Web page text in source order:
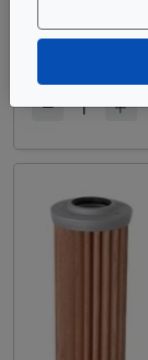
7 472 Kč